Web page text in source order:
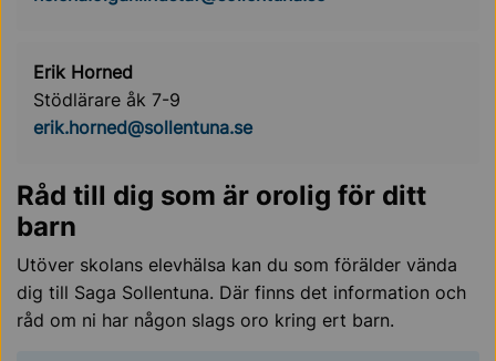
Erik Horned
Stödlärare åk 7-9
erik.horned@sollentuna.se
Råd till dig som är orolig för ditt
barn
Utöver skolans elevhälsa kan du som förälder vända
dig till Saga Sollentuna. Där finns det information och
råd om ni har någon slags oro kring ert barn.